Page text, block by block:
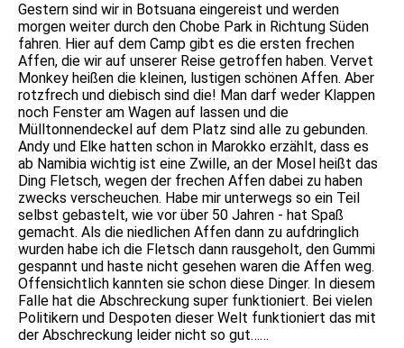
Gestern sind wir in Botsuana eingereist und werden
morgen weiter durch den Chobe Park in Richtung Süden
fahren. Hier auf dem Camp gibt es die ersten frechen
Affen, die wir auf unserer Reise getroffen haben. Vervet
Monkey heißen die kleinen, lustigen schönen Affen. Aber
rotzfrech und diebisch sind die! Man darf weder Klappen
noch Fenster am Wagen auf lassen und die
Mülltonnendeckel auf dem Platz sind alle zu gebunden.
Andy und Elke hatten schon in Marokko erzählt, dass es
ab Namibia wichtig ist eine Zwille, an der Mosel heißt das
Ding Fletsch, wegen der frechen Affen dabei zu haben
zwecks verscheuchen. Habe mir unterwegs so ein Teil
selbst gebastelt, wie vor über 50 Jahren - hat Spaß
gemacht. Als die niedlichen Affen dann zu aufdringlich
wurden habe ich die Fletsch dann rausgeholt, den Gummi
gespannt und haste nicht gesehen waren die Affen weg.
Offensichtlich kannten sie schon diese Dinger. In diesem
Falle hat die Abschreckung super funktioniert. Bei vielen
Politikern und Despoten dieser Welt funktioniert das mit
der Abschreckung leider nicht so gut……